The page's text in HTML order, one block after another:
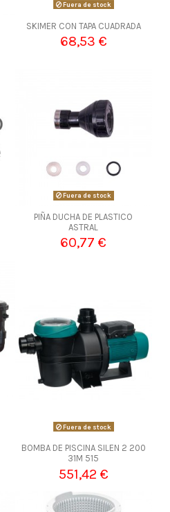
Fuera de stock
SKIMER CON TAPA CUADRADA
68,53 €
Fuera de stock
PIÑA DUCHA DE PLASTICO
ASTRAL
60,77 €
Fuera de stock
BOMBA DE PISCINA SILEN 2 200
31M 515
551,42 €